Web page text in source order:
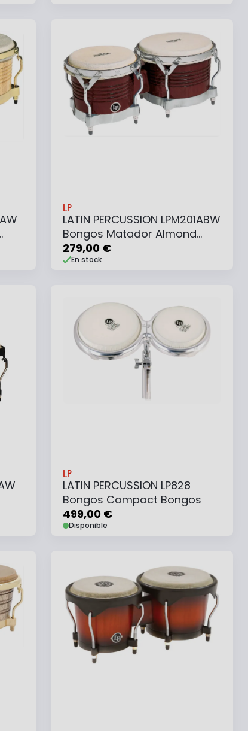
Ajouter au panier
LP
LATIN PERCUSSION LPM201ABW
Bongos Matador Almond
Brown Chrome
279,00 €
En stock
Ajouter au panier
LP
LATIN PERCUSSION LP828
Bongos Compact Bongos
499,00 €
Disponible
Ajouter au panier